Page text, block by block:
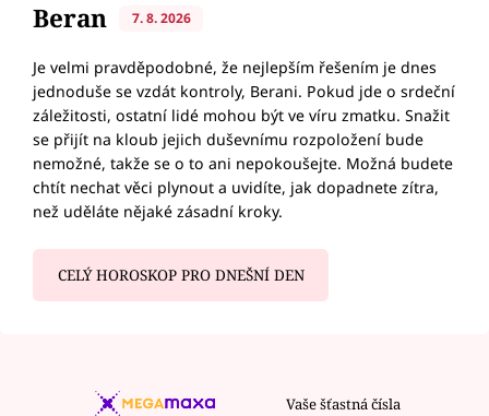
Beran 7. 8. 2026
Je velmi pravděpodobné, že nejlepším řešením je dnes
jednoduše se vzdát kontroly, Berani. Pokud jde o srdeční
záležitosti, ostatní lidé mohou být ve víru zmatku. Snažit
se přijít na kloub jejich duševnímu rozpoložení bude
nemožné, takže se o to ani nepokoušejte. Možná budete
chtít nechat věci plynout a uvidíte, jak dopadnete zítra,
než uděláte nějaké zásadní kroky.
CELÝ HOROSKOP PRO DNEŠNÍ DEN
Vaše šťastná čísla